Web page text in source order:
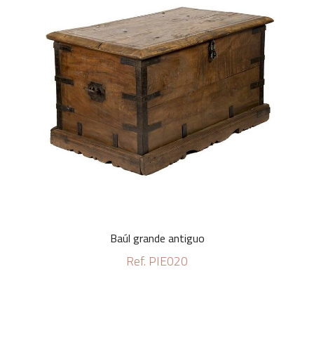
Baúl grande antiguo
Ref. PIE020